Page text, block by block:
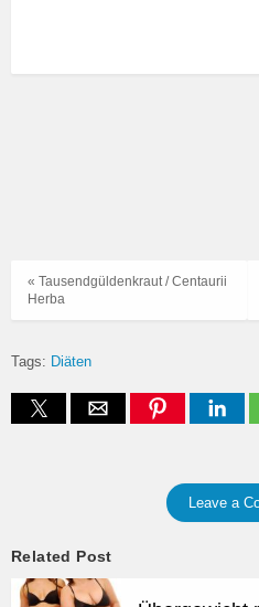
« Tausendgüldenkraut / Centaurii
Herba
Tags: Diäten
Leave a
Related Post